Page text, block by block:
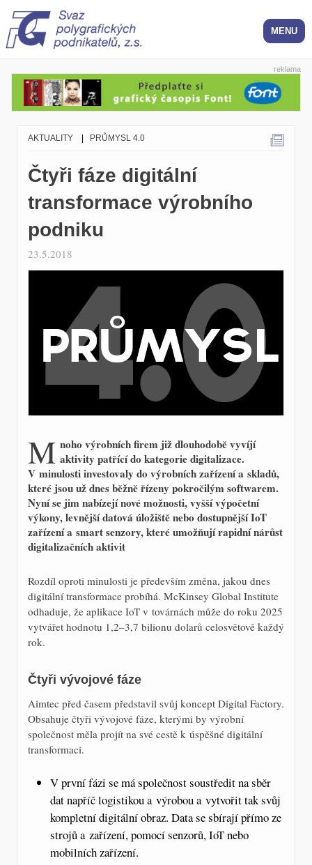
reklama
AKTUALITY PRŮMYSL 4.0
Čtyři fáze digitální
transformace výrobního
podniku
23.5.2018
M noho výrobních firem již dlouhodobě vyvíjí
aktivity patřící do kategorie digitalizace.
V minulosti investovaly do výrobních zařízení a skladů,
které jsou už dnes běžně řízeny pokročilým softwarem.
Nyní se jim nabízejí nové možnosti, vyšší výpočetní
výkony, levnější datová úložiště nebo dostupnější IoT
zařízení a smart senzory, které umožňují rapidní nárůst
digitalizačních aktivit
Rozdíl oproti minulosti je především změna, jakou dnes
digitální transformace probíhá. McKinsey Global Institute
odhaduje, že aplikace IoT v továrnách může do roku 2025
vytvářet hodnotu 1,2–3,7 bilionu dolarů celosvětově každý
rok.
Čtyři vývojové fáze
Aimtec před časem představil svůj koncept Digital Factory.
Obsahuje čtyři vývojové fáze, kterými by výrobní
společnost měla projít na své cestě k úspěšné digitální
transformaci.
V první fázi se má společnost soustředit na sběr
dat napříč logistikou a výrobou a vytvořit tak svůj
kompletní digitální obraz. Data se sbírají přímo ze
strojů a zařízení, pomocí senzorů, IoT nebo
mobilních zařízení.